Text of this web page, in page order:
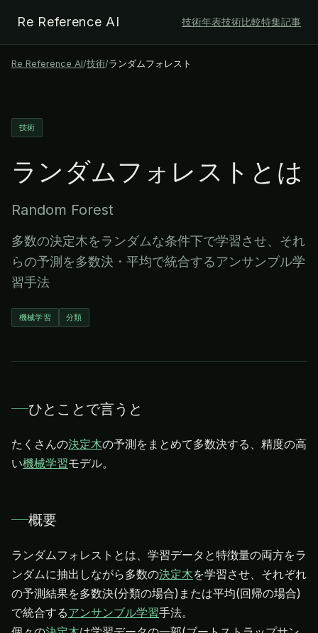
Re Reference AI 技術年表技術比較特集記事
Re Reference AI/技術/ランダムフォレスト
技術
ランダムフォレスト とは
Random Forest
多数の決定木をランダムな条件下で学習させ、それ
らの予測を多数決・平均で統合するアンサンブル学
習手法
機械学習 分類
ひとことで言うと
たくさんの決定木の予測をまとめて多数決する、精度の高
い機械学習モデル。
概要
ランダムフォレストとは、学習データと特徴量の両方をラ
ンダムに抽出しながら多数の決定木を学習させ、それぞれ
の予測結果を多数決(分類の場合)または平均(回帰の場合)
で統合するアンサンブル学習手法。